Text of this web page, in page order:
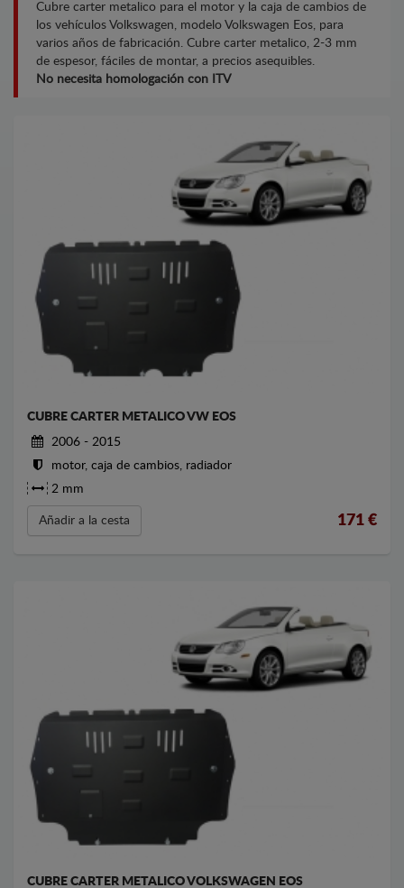
Cubre carter metalico para el motor y la caja de cambios de
los vehículos Volkswagen, modelo Volkswagen Eos, para
varios años de fabricación. Cubre carter metalico, 2-3 mm
de espesor, fáciles de montar, a precios asequibles.
No necesita homologación con ITV
CUBRE CARTER METALICO VW EOS
2006 - 2015
motor, caja de cambios, radiador
2 mm
Añadir a la cesta 171 €
CUBRE CARTER METALICO VOLKSWAGEN EOS